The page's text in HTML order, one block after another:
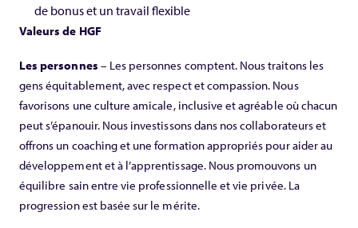
de bonus et un travail flexible
Valeurs de HGF
Les personnes – Les personnes comptent. Nous traitons les
gens équitablement, avec respect et compassion. Nous
favorisons une culture amicale, inclusive et agréable où chacun
peut s’épanouir. Nous investissons dans nos collaborateurs et
offrons un coaching et une formation appropriés pour aider au
développement et à l’apprentissage. Nous promouvons un
équilibre sain entre vie professionnelle et vie privée. La
progression est basée sur le mérite.